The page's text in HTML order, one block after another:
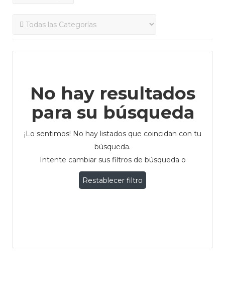
No hay resultados
para su búsqueda
¡Lo sentimos! No hay listados que coincidan con tu
búsqueda.
Intente cambiar sus filtros de búsqueda o
Restablecer filtro